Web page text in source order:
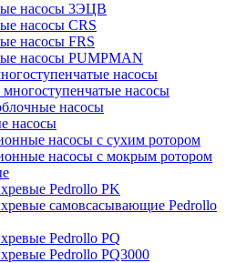
насосы 3ЭЦВ
насосы CRS
насосы FRS
насосы PUMPMAN
насосы
насосы
насосы
насосы
насосы с сухим ротором
насосы с мокрым ротором
Pedrollo PK
самовсасывающие Pedrollo
Pedrollo PQ
Pedrollo PQ3000